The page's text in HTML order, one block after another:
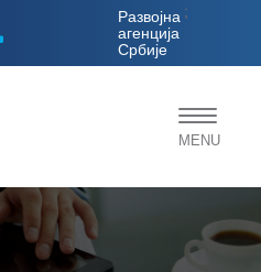
Развојна
агенција
Србије
;
Toggle
MENU